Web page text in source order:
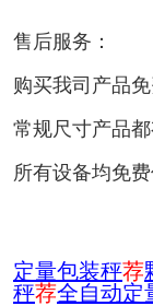
售后服务：
购买我司产品
常规尺寸产品
所有设备均免
定量包装秤荐
秤荐全自动定